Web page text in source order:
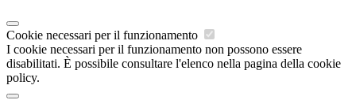
Cookie necessari per il funzionamento
I cookie necessari per il funzionamento non possono essere
disabilitati. È possibile consultare l'elenco nella pagina della cookie
policy.